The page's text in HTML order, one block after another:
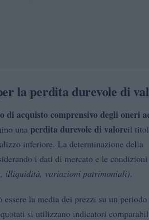
la perdita durevole di
di acquisto comprensivo degli oneri
una perdita durevole di valoreil
inferiore. La determinazione della
i dati di mercato e le condizioni
illiquidità, variazioni patrimoniali).
la media dei prezzi su un periodo
si utilizzano indicatori